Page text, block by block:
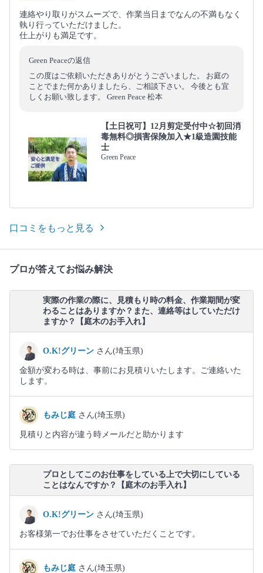
連絡やり取りがスムーズで、作業当日までなんの不満もなく
執り行っていただけました。
仕上がりも満足です。
Green Peaceの返信
この度はご依頼いただきありがとうございました。 お庭の
ことでまた何かありましたら、ご相談下さい。 今後とも宜
しくお願い致します。 Green Peace 松本
【土日祝可】12月剪定受付中☆初回消
毒無料◎損害保険加入★1級造園技能
士
Green Peace
口コミをもっと見る
プロが答えてお悩み解決
実際の作業の際に、見積もり時の料金、作業期間が変
わることはありますか？また、連絡等はしていただけ
ますか？【庭木のお手入れ】
O.K!グリーン さん(埼玉県)
金額が変わる時は、事前にお見積りいたします。ご連絡いた
します。
もみじ庭 さん(埼玉県)
見積りと内容が違う時メールだと助かります
プロとしてこのお仕事をしている上で大切にしている
ことはなんですか？【庭木のお手入れ】
O.K!グリーン さん(埼玉県)
お客様第一でお仕事をさせていただくことです。
もみじ庭 さん(埼玉県)